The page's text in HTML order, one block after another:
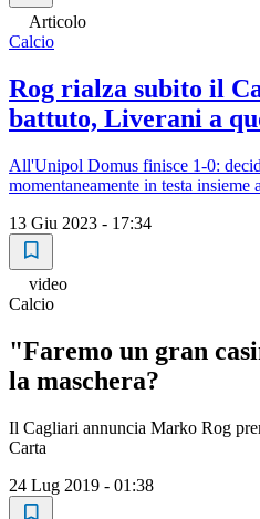
Articolo
Calcio
Rog rialza subito il
battuto, Liverani a
All'Unipol Domus finisce 1-0:
momentaneamente in testa insieme
13 Giu 2023 - 17:34
video
Calcio
"Faremo un gran
la maschera?
Il Cagliari annuncia Marko Rog
Carta
24 Lug 2019 - 01:38